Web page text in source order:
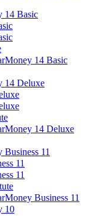
14 Basic
14 Basic
14 Deluxe
14 Deluxe
11
11
11
Business 11
10